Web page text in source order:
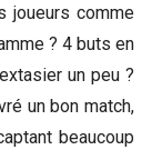
joueurs comme
? 4 buts en
un peu ?
un bon match,
beaucoup